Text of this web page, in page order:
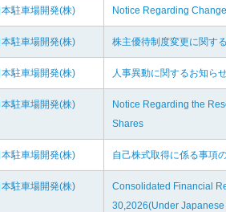
本駐車場開発(株) Notice Regarding
本駐車場開発(株) 株主優待制度変更に関す
本駐車場開発(株) 人事異動に関するお知ら
本駐車場開発(株)
Notice Regarding the
Shares
本駐車場開発(株) 自己株式取得に係る事項
本駐車場開発(株)
Consolidated Financial
30,2026(Under Japanese